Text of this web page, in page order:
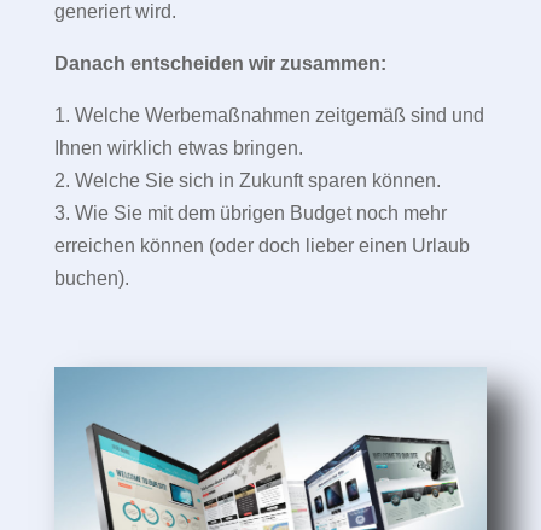
generiert wird.
Danach entscheiden wir zusammen:
1. Welche Werbemaßnahmen zeitgemäß sind und
Ihnen wirklich etwas bringen.
2. Welche Sie sich in Zukunft sparen können.
3. Wie Sie mit dem übrigen Budget noch mehr
erreichen können (oder doch lieber einen Urlaub
buchen).